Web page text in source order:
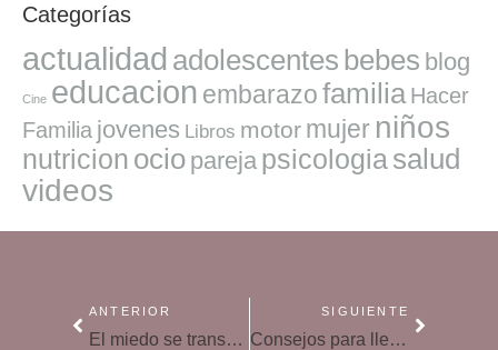
Categorías
actualidad adolescentes bebes blog
Cine educacion embarazofamilia Hacer
Familia jovenes Libros motor mujer niños
nutricion ocio pareja psicologiasalud
videos
ANTERIOR
El miedo se transmite en el embarazo
SIGUIENTE
Consejos para llevar el equipaje